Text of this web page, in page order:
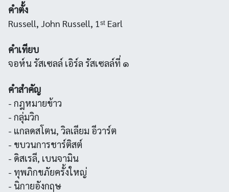
คำตั้ง
Russell, John Russell, 1ˢᵗ Earl
คำเทียบ
จอห์น รัสเซลล์ เอิร์ล รัสเซลล์ที่ ๑
คำสำคัญ
- กฎหมายข้าว
- กลุ่มวิก
- แกลดสโตน, วิลเลียม อีวาร์ต
- ขบวนการชาร์ติสต์
- ดิสเรลี, เบนจามิน
- ทุพภิกขภัยครั้งใหญ่
- นิกายอังกฤษ